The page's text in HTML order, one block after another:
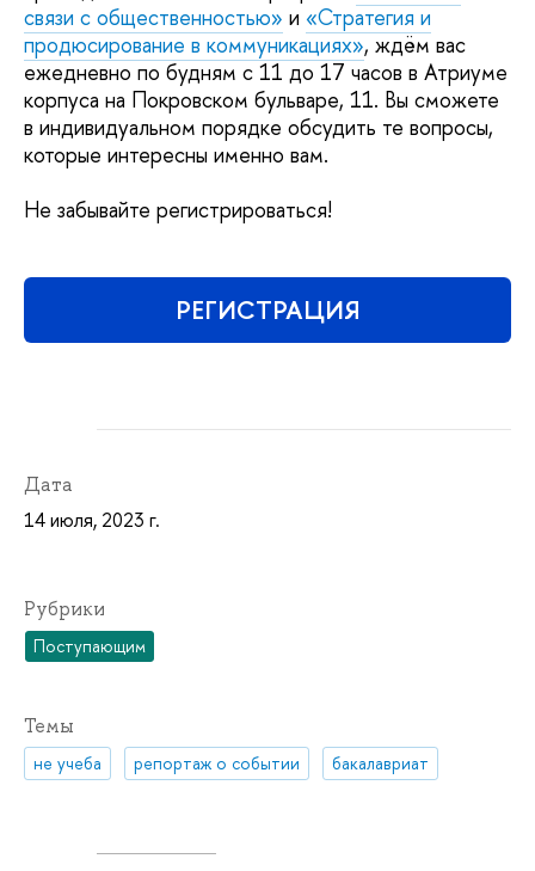
связи с общественностью» и «Стратегия и
продюсирование в коммуникациях», ждём вас
ежедневно по будням с 11 до 17 часов в Атриуме
корпуса на Покровском бульваре, 11. Вы сможете
в индивидуальном порядке обсудить те вопросы,
которые интересны именно вам.
Не забывайте регистрироваться!
РЕГИСТРАЦИЯ
Дата
14 июля, 2023 г.
Рубрики
Поступающим
Темы
не учеба репортаж о событии бакалавриат